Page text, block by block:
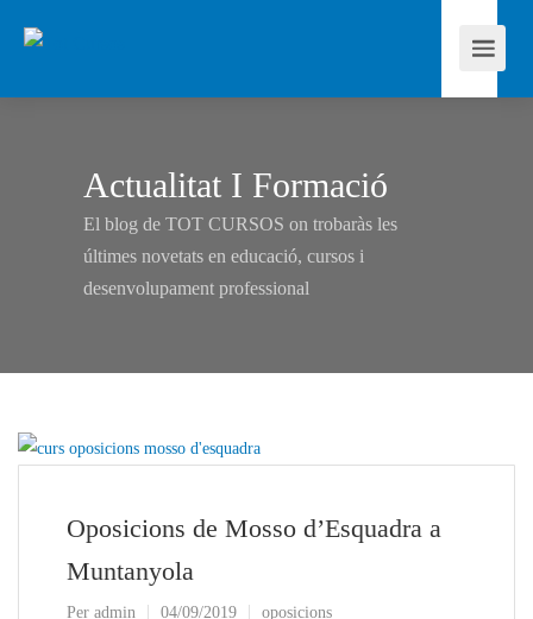
Actualitat I Formació
El blog de TOT CURSOS on trobaràs les
últimes novetats en educació, cursos i
desenvolupament professional
Oposicions de Mosso d’Esquadra a
Muntanyola
Per admin 04/09/2019 oposicions